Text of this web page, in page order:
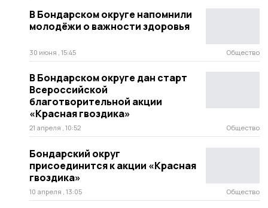
В Бондарском округе напомнили
молодёжи о важности здоровья
30 июня , 15:45 Общество
В Бондарском округе дан старт
Всероссийской
благотворительной акции
«Красная гвоздика»
21 апреля , 10:52 Общество
Бондарский округ
присоединится к акции «Красная
гвоздика»
10 апреля , 13:05 Общество